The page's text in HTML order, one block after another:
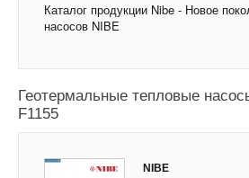
Каталог продукции Nibe - Новое
насосов NIBE
Геотермальные тепловые
F1155
NIBE